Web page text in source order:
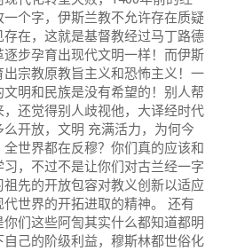
一个字，伊斯兰教不允许存在质疑
存在，这就是基督教经过马丁路德
逐步孕育出现代文明一样！而伊斯
出宗教原教旨主义和恐怖主义！一
明和民族是没有希望的！别人帮
，还觉得别人歧视他，大译经时代
么开放，文明 充满活力，为何今
全世界都在反穆？你们真的应该和
，不过不是让你们对古兰经一字
祖先的开放包容对教义创新以适应
代世界的开拓进取的精神。 还有
们这些阿訇其实什么都知道都明
自己的阶级利益，穆斯林都世俗化